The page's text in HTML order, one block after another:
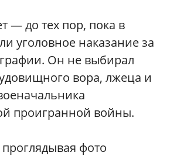
— до тех пор, пока в
уголовное наказание за
Он не выбирал
вора, лжеца и
проигранной войны.
фото